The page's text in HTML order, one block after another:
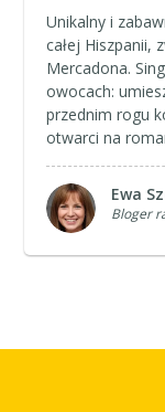
Unikalny i
całej Hiszpanii,
Mercadona.
owocach:
przednim rogu
otwarci na
Ewa
Bloger